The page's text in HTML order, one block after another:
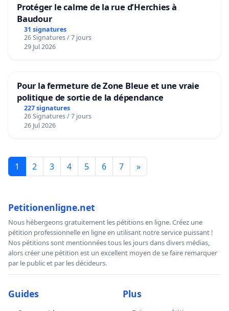
Protéger le calme de la rue d’Herchies à
Baudour
31 signatures
26 Signatures / 7 jours
29 Jul 2026
Pour la fermeture de Zone Bleue et une vraie
politique de sortie de la dépendance
227 signatures
26 Signatures / 7 jours
26 Jul 2026
1 2 3 4 5 6 7 »
Petitionenligne.net
Nous hébergeons gratuitement les pétitions en ligne. Créez une
pétition professionnelle en ligne en utilisant notre service puissant !
Nos pétitions sont mentionnées tous les jours dans divers médias,
alors créer une pétition est un excellent moyen de se faire remarquer
par le public et par les décideurs.
Guides Plus